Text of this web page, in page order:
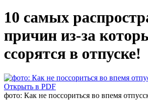
10 самых
причин из-за
ссорятся в отпуске!
Открыть в PDF
фото: Как не поссориться во впемя